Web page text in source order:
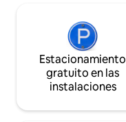
Estacionamiento
gratuito en las
instalaciones